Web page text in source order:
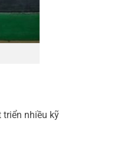
triển nhiều kỹ